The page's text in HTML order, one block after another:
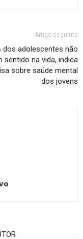
Artigo seguinte
dos adolescentes não
sentido na vida, indica
sobre saúde mental
dos jovens